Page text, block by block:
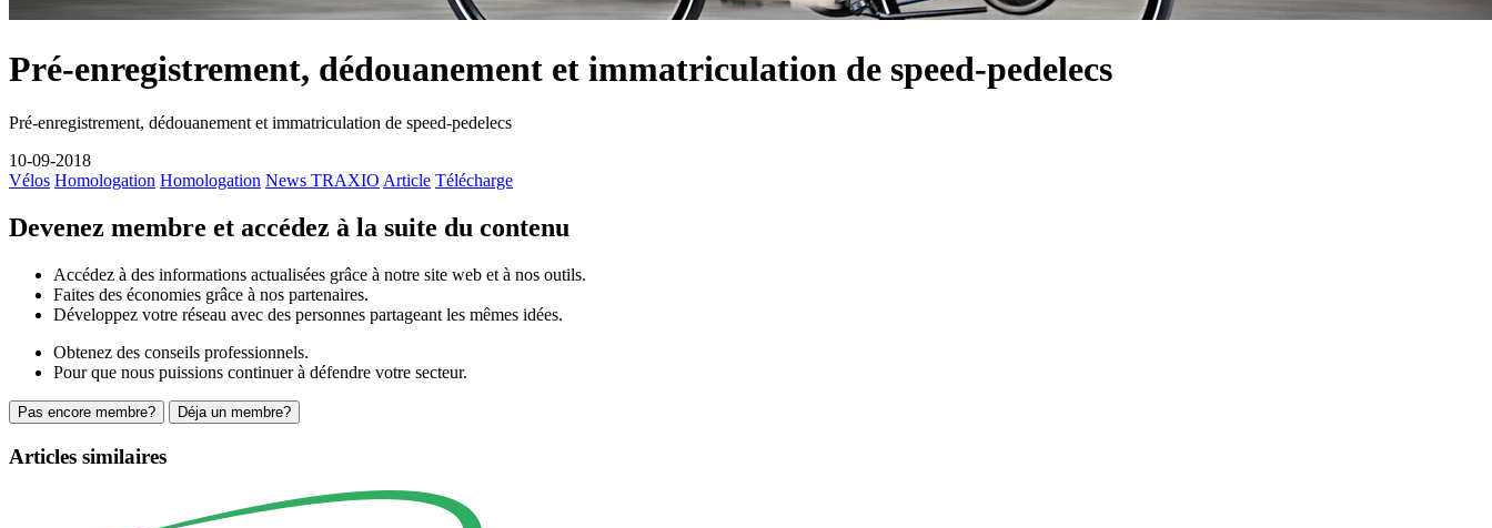
Pré-enregistrement, dédouanement et immatriculation de speed-pedelecs
Pré-enregistrement, dédouanement et immatriculation de speed-pedelecs
10-09-2018
Vélos Homologation Homologation News TRAXIO Article Télécharge
Devenez membre et accédez à la suite du contenu
Accédez à des informations actualisées grâce à notre site web et à nos outils.
Faites des économies grâce à nos partenaires.
Développez votre réseau avec des personnes partageant les mêmes idées.
Obtenez des conseils professionnels.
Pour que nous puissions continuer à défendre votre secteur.
Pas encore membre? Déja un membre?
Articles similaires